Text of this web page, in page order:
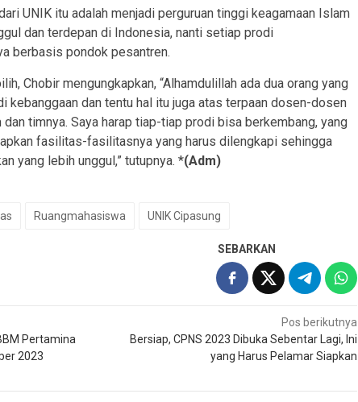
UNIK itu adalah menjadi perguruan tinggi keagamaan Islam
dan terdepan di Indonesia, nanti setiap prodi
berbasis pondok pesantren.
Chobir mengungkapkan, “Alhamdulillah ada dua orang yang
kebanggaan dan tentu hal itu juga atas terpaan dosen-dosen
timnya. Saya harap tiap-tiap prodi bisa berkembang, yang
fasilitas-fasilitasnya yang harus dilengkapi sehingga
yang lebih unggul,” tutupnya. *(Adm)
Ruangmahasiswa UNIK Cipasung
SEBARKAN
Pertamina
2023
Pos berikutnya
Bersiap, CPNS 2023 Dibuka Sebentar Lagi, Ini
yang Harus Pelamar Siapkan